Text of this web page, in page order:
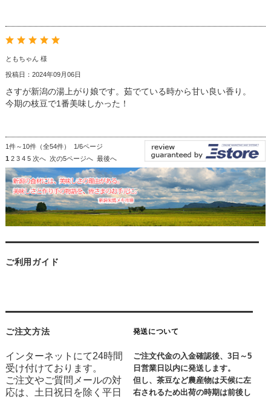
ともちゃん 様
投稿日：2024年09月06日
さすが新潟の湯上がり娘です。茹でている時から甘い良い香り。
今期の枝豆で1番美味しかった！
1件～10件（全54件） 1/6ページ
1 2 3 4 5 次へ 次の5ページへ 最後へ
ご利用ガイド
ご注文方法
インターネットにて24時間
受け付けております。
ご注文やご質問メールの対
応は、土日祝日を除く平日
発送について
ご注文代金の入金確認後、3日～5
日営業日以内に発送します。
但し、茶豆など農産物は天候に左
右されるため出荷の時期は前後し